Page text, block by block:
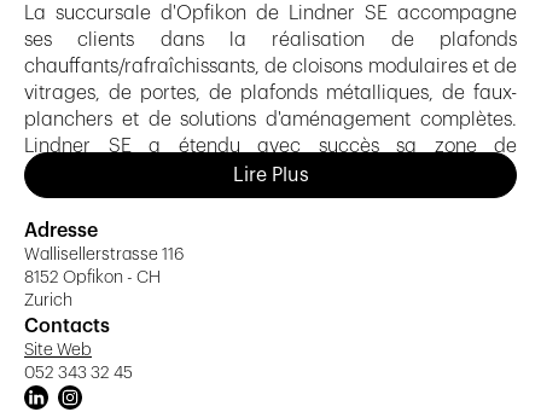
La succursale d'Opfikon de Lindner SE accompagne
ses clients dans la réalisation de plafonds
chauffants/rafraîchissants, de cloisons modulaires et de
vitrages, de portes, de plafonds métalliques, de faux-
planchers et de solutions d'aménagement complètes.
Lindner SE a étendu avec succès sa zone de
distribution depuis ses origines dans la région de Zurich
jusqu'à Bâle et la Suisse romande. L'agrandissement du
centre de police et de justice de Zurich a notamment
constitué une étape importante dans l'histoire de la
succursale. Avec la réussite de ces travaux, Lindner a
également prouvé sa compétence dans la réalisation
de grands projets en Suisse.
Lire Plus
Adresse
Wallisellerstrasse 116
8152 Opfikon - CH
Zurich
Contacts
Site Web
052 343 32 45